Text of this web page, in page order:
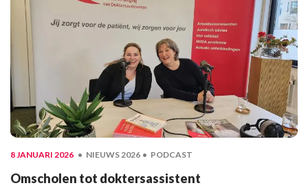
8 JANUARI 2026 NIEUWS 2026 PODCAST
Omscholen tot doktersassistent